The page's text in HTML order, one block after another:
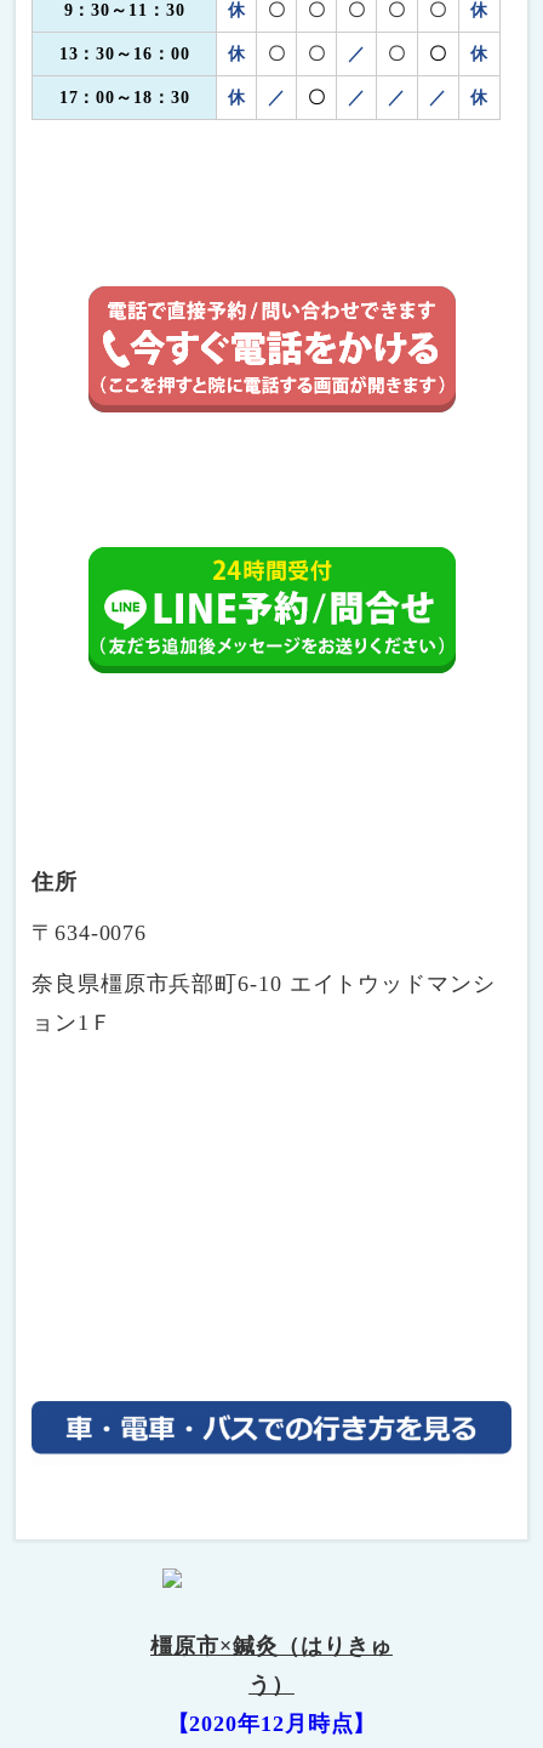
9：30～11：30 休 〇 〇 〇 〇 〇 休
13：30～16：00 休 〇 〇 ／ 〇 〇 休
17：00～18：30 休 ／ 〇 ／ ／ ／ 休
住所
〒634-0076
奈良県橿原市兵部町6-10 エイトウッドマンシ
ョン1Ｆ
橿原市×鍼灸（はりきゅ
う）
【2020年12月時点】